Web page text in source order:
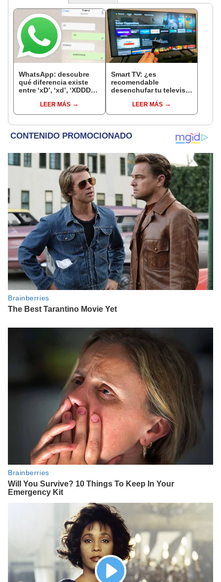
WhatsApp: descubre
qué diferencia existe
entre ‘xD’, ‘xd’, ‘XDDDD’
LEER MÁS
Smart TV: ¿es
recomendable
desenchufar tu televisor
utilizando?LEER MÁS